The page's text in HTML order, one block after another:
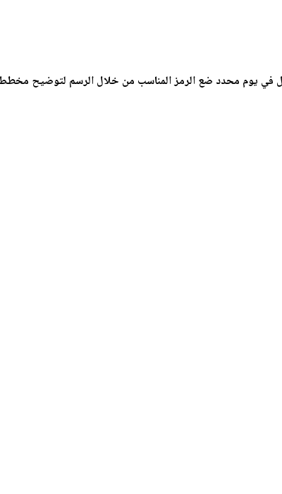
في يوم محدد ضع الرمز المناسب من خلال الرسم لتوضيح